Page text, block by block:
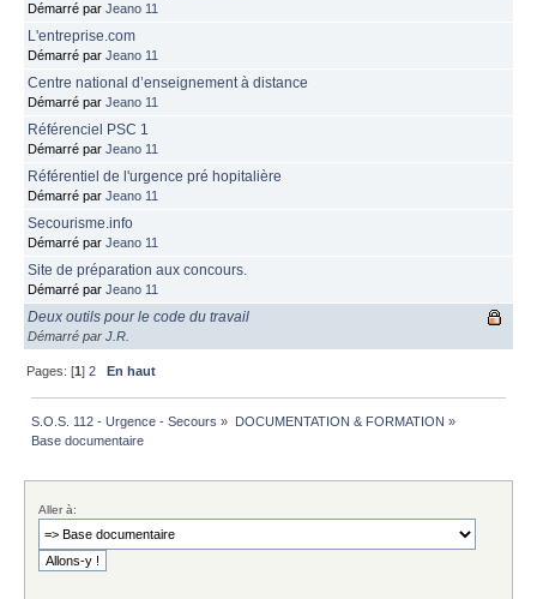
Démarré par Jeano 11
L'entreprise.com
Démarré par Jeano 11
Centre national d’enseignement à distance
Démarré par Jeano 11
Référenciel PSC 1
Démarré par Jeano 11
Référentiel de l'urgence pré hopitalière
Démarré par Jeano 11
Secourisme.info
Démarré par Jeano 11
Site de préparation aux concours.
Démarré par Jeano 11
Deux outils pour le code du travail
Démarré par J.R.
Pages: [1]2 En haut
S.O.S. 112 - Urgence - Secours » DOCUMENTATION & FORMATION »
Base documentaire
Aller à: